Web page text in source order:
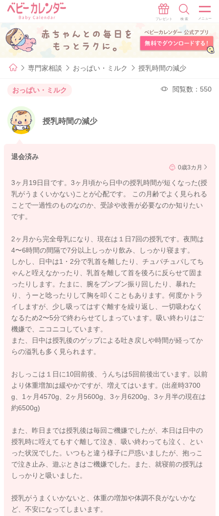
専門家相談 おっぱい・ミルク 授乳時間の減少
おっぱい・ミルク 閲覧数：550
授乳時間の減少
退会済み
0歳3カ月
3ヶ月19日目です。3ヶ月頃から日中の授乳時間が短くなった(授
乳がうまくいかない)ことが心配です。 この月齢でよく見られる
ことで一過性のものなのか、受診や改善が必要なのか知りたい
です。
2ヶ月から完全母乳になり、現在は１日7回の授乳です。夜間は
4〜6時間の間隔で7分以上しっかり飲み、しっかり寝ます。
しかし、日中は1・2分で乳首を離したり、チュパチュパしてち
ゃんと咥えなかったり、乳首を離して首を後ろに反らせて固ま
ったりします。たまに、腕をブンブン振り回したり、暴れた
り、うーと唸ったりして胸を叩くこともあります。何度かトラ
イしますが、少し吸ってはすぐ離すを繰り返し、一切吸わなく
なるため2〜5分で終わらせてしまっています。吸い終わりはご
機嫌で、ニコニコしています。
また、日中は授乳後のゲップによる吐き戻しや時間が経ってか
らの溢乳も多く見られます。
おしっこは１日に10回前後、うんちは5回前後出ています。以前
より体重増加は緩やかですが、増えてはいます。(出産時3700
g、1ヶ月4570g、2ヶ月5600g、3ヶ月6200g、3ヶ月半の現在は
約6500g)
また、昨日までは授乳後は毎回ご機嫌でしたが、本日は日中の
授乳時に咥えてもすぐ離して泣き、吸い終わっても泣く、とい
った状況でした。いつもと違う様子に戸惑いましたが、抱っこ
で泣き止み、遊ぶときはご機嫌でした。また、就寝前の授乳は
しっかりと吸いました。
授乳がうまくいかないと、体重の増加や体調不良がないかな
ど、不安になってしまいます。